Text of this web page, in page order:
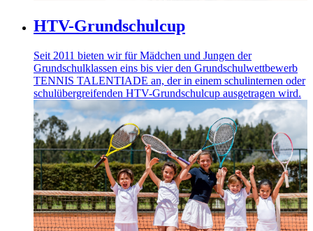
HTV-Grundschulcup
Seit 2011 bieten wir für Mädchen und Jungen der
Grundschulklassen eins bis vier den Grundschulwettbewerb
TENNIS TALENTIADE an, der in einem schulinternen oder
schulübergreifenden HTV-Grundschulcup ausgetragen wird.